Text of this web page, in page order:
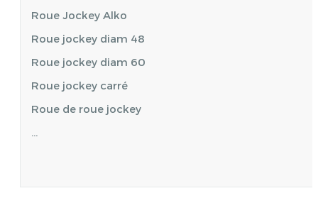
Roue Jockey Alko
Roue jockey diam 48
Roue jockey diam 60
Roue jockey carré
Roue de roue jockey
…